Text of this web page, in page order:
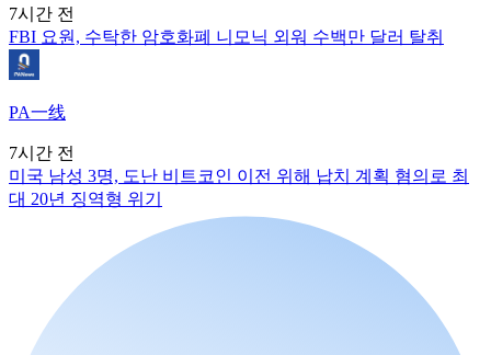
7시간 전
FBI 요원, 수탁한 암호화폐 니모닉 외워 수백만 달러 탈취
PA一线
7시간 전
미국 남성 3명, 도난 비트코인 이전 위해 납치 계획 혐의로 최
대 20년 징역형 위기